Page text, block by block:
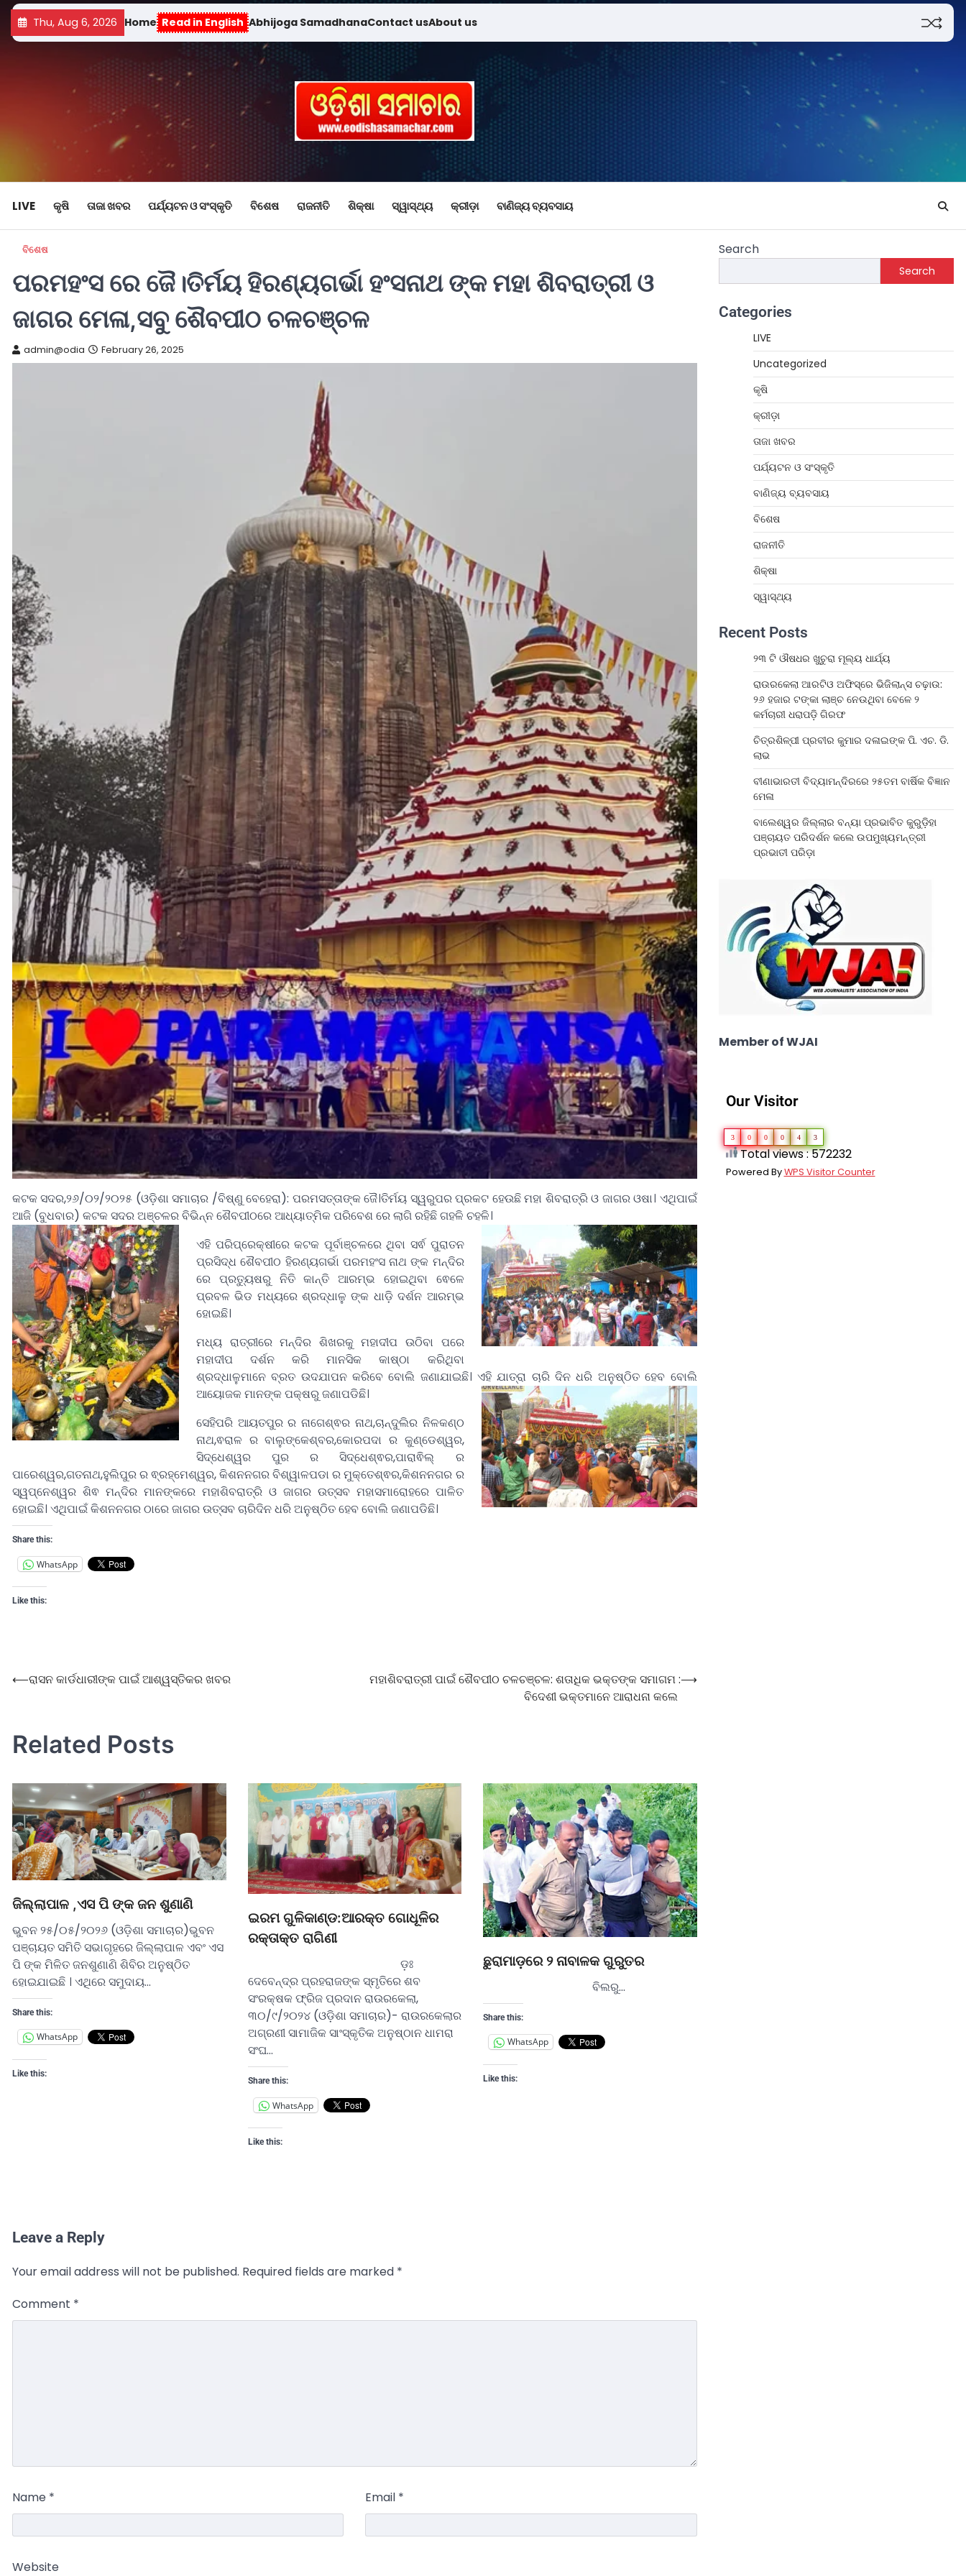
Thu, Aug 6, 2026 Home Read in English Abhijoga SamadhanaContact usAbout us
LIVE କୃଷି ତାଜା ଖବର ପର୍ଯ୍ୟଟନ ଓ ସଂସ୍କୃତି ବିଶେଷ ରାଜନୀତି ଶିକ୍ଷା ସ୍ୱାସ୍ଥ୍ୟ କ୍ରୀଡ଼ା ବାଣିଜ୍ୟ ବ୍ୟବସାୟ
ବିଶେଷ
ପରମହଂସ ରେ ଜୈ।ତିର୍ମୟ ହିରଣ୍ୟଗର୍ଭା ହଂସନାଥ ଙ୍କ ମହା ଶିବରାତ୍ରୀ ଓ
ଜାଗର ମେଳା,ସବୁ ଶୈବପୀଠ ଚଳଚଞ୍ଚଳ
admin@odia February 26, 2025
କଟକ ସଦର,୨୬/୦୨/୨୦୨୫ (ଓଡ଼ିଶା ସମାଚାର /ବିଷ୍ଣୁ ବେହେରା): ପରମସତ୍ତାଙ୍କ ଜୈ।ତିର୍ମୟ ସ୍ୱରୁପର ପ୍ରକଟ ହେଉଛି ମହା ଶିବରାତ୍ରି ଓ ଜାଗର ଓଷା। ଏଥିପାଇଁ
ଆଜି (ବୁଧବାର) କଟକ ସଦର ଅଞ୍ଚଳର ବିଭିନ୍ନ ଶୈବପୀଠରେ ଆଧ୍ୟାତ୍ମିକ ପରିବେଶ ରେ ଲାଗି ରହିଛି ଗହଳି ଚହଳି।
ଏହି ପରିପ୍ରେକ୍ଷୀରେ କଟକ ପୂର୍ବାଞ୍ଚଳରେ ଥିବା ସର୍ଵ ପୁରାତନ
ପ୍ରସିଦ୍ଧ ଶୈବପୀଠ ହିରଣ୍ୟଗର୍ଭା ପରମହଂସ ନାଥ ଙ୍କ‌ ମନ୍ଦିର
ରେ‌ ପ୍ରତ୍ୟୁଷରୁ ନିତି କାନ୍ତି ଆରମ୍ଭ ହୋଇଥିବା ଵେଳେ
ପ୍ରବଳ ଭିଡ ମଧ୍ୟରେ ଶ୍ରଦ୍ଧାଳୁ ଙ୍କ ଧାଡ଼ି ଦର୍ଶନ ଆରମ୍ଭ
ହୋଇଛି।
ମଧ୍ୟ ରାତ୍ରୀରେ ମନ୍ଦିର ଶିଖରକୁ ମହାଦୀପ ଉଠିବା ପରେ
ମହାଦୀପ ଦର୍ଶନ କରି ମାନସିକ କାଷ୍ଠା କରିଥିବା
ଶ୍ରଦ୍ଧାଳୁମାନେ ବ୍ରତ ଉଦଯାପନ କରିବେ ବୋଲି ଜଣାଯାଇଛି। ଏହି ଯାତ୍ରା ଚାରି ଦିନ ଧରି ଅନୁଷ୍ଠିତ ହେବ ବୋଲି
ଆୟୋଜକ ମାନଙ୍କ ପକ୍ଷରୁ ଜଣାପଡିଛି।
ସେହିପରି ଆୟତପୁର ର ନାଗେଶ୍ଵର ନାଥ,ଚାନ୍ଦୁଲିର ନିଳକଣ୍ଠ
ନାଥ,ଵରାଳ ର ବାଲୁଙ୍କେଶ୍ବର,କୋରପଦା ର କୁଣ୍ଡେଶ୍ୱର,
ସିଦ୍ଧେଶ୍ୱର ପୁର ର ସିଦ୍ଧେଶ୍ଵର,ପାରାଵିଲ୍ ର
ପାରେଶ୍ୱର,ଗତନାଥ,ହୁଲିପୁର ର ଵ୍ରହ୍ମେଶ୍ୱର, କିଶନନଗର ବିଶ୍ୱାଳପଡା ର ମୁକ୍ତେଶ୍ଵର,କିଶନନଗର ର
ସ୍ୱପ୍ନେଶ୍ୱର ଶିଵ ମନ୍ଦିର ମାନଙ୍କରେ ମହାଶିବରାତ୍ରି ଓ ଜାଗର ଉତ୍ସବ ମହାସମାରୋହରେ ପାଳିତ
ହୋଇଛି। ଏଥିପାଇଁ କିଶନନଗର ଠାରେ ଜାଗର ଉତ୍ସବ ଚାରିଦିନ ଧରି ଅନୁଷ୍ଠିତ ହେବ ବୋଲି ଜଣାପଡିଛି।
Share this:
WhatsApp
Like this:
⟵ରାସନ କାର୍ଡଧାରୀଙ୍କ ପାଇଁ ଆଶ୍ୱସ୍ତିକର ଖବର
ମହାଶିବରାତ୍ରୀ ପାଇଁ ଶୈବପୀଠ ଚଳଚଞ୍ଚଳ: ଶତାଧିକ ଭକ୍ତଙ୍କ ସମାଗମ :
ବିଦେଶୀ ଭକ୍ତମାନେ ଆରାଧନା କଲେ
⟶
Related Posts
ଜିଲ୍ଲାପାଳ ,ଏସ ପି ଙ୍କ ଜନ ଶୁଣାଣି
ଭୁବନ ୨୫/୦୫/୨୦୨୬ (ଓଡ଼ିଶା ସମାଚାର)ଭୁବନ
ପଞ୍ଚାୟତ ସମିତି ସଭାଗୃହରେ ଜିଲ୍ଲାପାଳ ଏବଂ ଏସ
ପି ଙ୍କ ମିଳିତ ଜନଶୁଣାଣି ଶିବିର ଅନୁଷ୍ଠିତ
ହୋଇଯାଇଛି । ଏଥିରେ ସମୁଦାୟ…
Share this:
WhatsApp
Like this:
ଇରମ ଗୁଳିକାଣ୍ଡ:ଆରକ୍ତ ଗୋଧୂଳିର
ରକ୍ତାକ୍ତ ରାଗିଣୀ
ଡ଼ଃ
ଦେବେନ୍ଦ୍ର ପ୍ରହରାଜଙ୍କ ସ୍ମୃତିରେ ଶବ
ସଂରକ୍ଷକ ଫ୍ରିଜ ପ୍ରଦାନ ରାଉରକେଲା,
୩୦/୯/୨୦୨୪ (ଓଡ଼ିଶା ସମାଚାର)- ରାଉରକେଲାର
ଅଗ୍ରଣୀ ସାମାଜିକ ସାଂସ୍କୃତିକ ଅନୁଷ୍ଠାନ ଧାମରା
ସଂଘ…
Share this:
WhatsApp
Like this:
ଛୁରାମାଡ଼ରେ ୨ ନାବାଳକ ଗୁରୁତର
ବିଲରୁ…
Share this:
WhatsApp
Like this:
Leave a Reply
Your email address will not be published. Required fields are marked *
Comment *
Name * Email *
Website
Search
Search
Categories
LIVE
Uncategorized
କୃଷି
କ୍ରୀଡ଼ା
ତାଜା ଖବର
ପର୍ଯ୍ୟଟନ ଓ ସଂସ୍କୃତି
ବାଣିଜ୍ୟ ବ୍ୟବସାୟ
ବିଶେଷ
ରାଜନୀତି
ଶିକ୍ଷା
ସ୍ୱାସ୍ଥ୍ୟ
Recent Posts
୨୩ ଟି ଔଷଧର ଖୁଚୁରା ମୂଲ୍ୟ ଧାର୍ଯ୍ୟ
ରାଉରକେଲା ଆରଟିଓ ଅଫିସ୍‌ରେ ଭିଜିଲାନ୍ସ ଚଢ଼ାଉ:
୨୬ ହଜାର ଟଙ୍କା ଲାଞ୍ଚ ନେଉଥିବା ବେଳେ ୨
କର୍ମଚାରୀ ଧରାପଡ଼ି ଗିରଫ
ଚିତ୍ରଶିଳ୍ପୀ ପ୍ରବୀର କୁମାର ଦଳାଇଙ୍କ ପି. ଏଚ. ଡି.
ଲାଭ
ବୀଣାଭାରତୀ ବିଦ୍ୟାମନ୍ଦିରରେ ୨୫ତମ ବାର୍ଷିକ ବିଜ୍ଞାନ
ମେଳା
ବାଲେଶ୍ୱର ଜିଲ୍ଲାର ବନ୍ୟା ପ୍ରଭାବିତ କୁରୁଡ଼ିହା
ପଞ୍ଚାୟତ ପରିଦର୍ଶନ କଲେ ଉପମୁଖ୍ୟମନ୍ତ୍ରୀ
ପ୍ରଭାତୀ ପରିଡ଼ା
Member of WJAI
Our Visitor
3 0 0 0 4 3
Total views : 572232
Powered ByWPS Visitor Counter